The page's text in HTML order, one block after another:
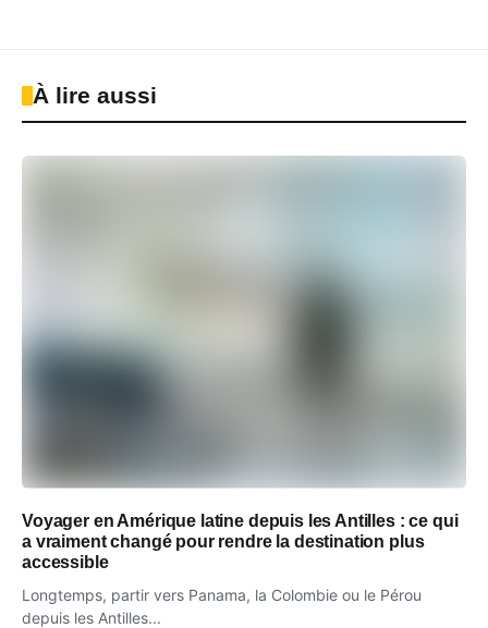
À lire aussi
Voyager en Amérique latine depuis les Antilles : ce qui
a vraiment changé pour rendre la destination plus
accessible
Longtemps, partir vers Panama, la Colombie ou le Pérou
depuis les Antilles...